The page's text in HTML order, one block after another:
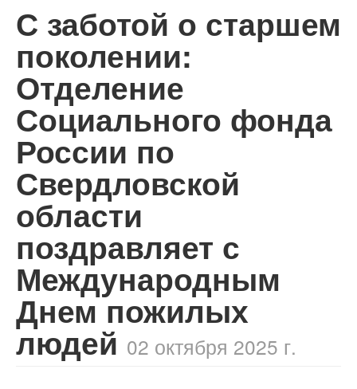
​С заботой о старшем
поколении:
Отделение
Социального фонда
России по
Свердловской
области
поздравляет с
Международным
Днем пожилых
людей 02 октября 2025 г.